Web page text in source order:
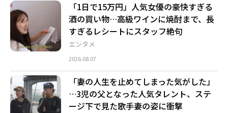
エンタメ
「1日で15万円」人気女優の豪快すぎる
酒の買い物…高級ワインに焼酎まで、長
すぎるレシートにスタッフ絶句
2026.08.07
「妻の人生を止めてしまった気がした」
…3児の父となった人気タレント、ステ
ージ下で見た歌手妻の姿に衝撃